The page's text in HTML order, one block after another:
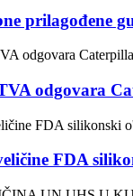
prilagođene
odgovara
FDA